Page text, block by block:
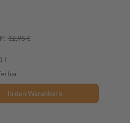
12,95 €
l
In den Warenkorb